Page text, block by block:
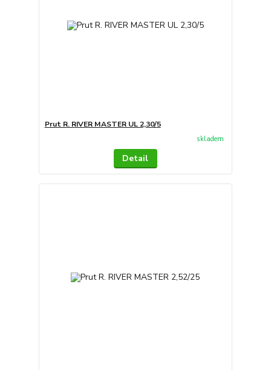
Prut R. RIVER MASTER UL 2,30/5
skladem
Detail